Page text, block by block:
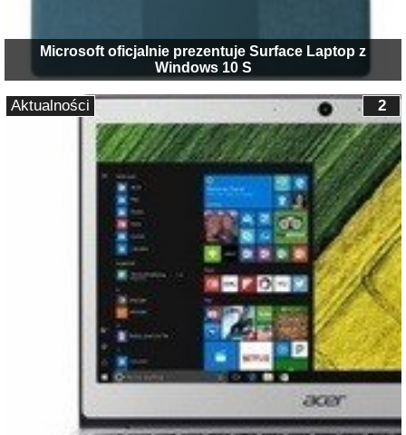
Microsoft oficjalnie prezentuje Surface Laptop z
Windows 10 S
2
Aktualności